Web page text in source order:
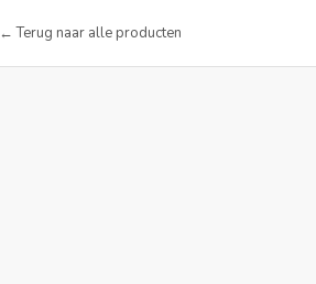
← Terug naar alle producten